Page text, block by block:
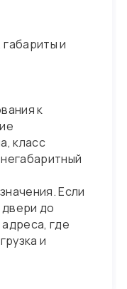
и
к
класс
Если
до
где
и